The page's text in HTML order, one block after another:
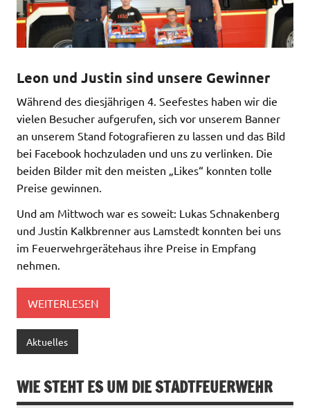
Leon und Justin sind unsere Gewinner
Während des diesjährigen 4. Seefestes haben wir die
vielen Besucher aufgerufen, sich vor unserem Banner
an unserem Stand fotografieren zu lassen und das Bild
bei Facebook hochzuladen und uns zu verlinken. Die
beiden Bilder mit den meisten „Likes“ konnten tolle
Preise gewinnen.
Und am Mittwoch war es soweit: Lukas Schnakenberg
und Justin Kalkbrenner aus Lamstedt konnten bei uns
im Feuerwehrgerätehaus ihre Preise in Empfang
nehmen.
WEITERLESEN
Aktuelles
WIE STEHT ES UM DIE STADTFEUERWEHR